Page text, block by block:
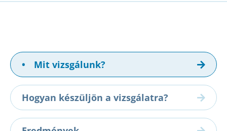
• Mit vizsgálunk?
Hogyan készüljön a vizsgálatra?